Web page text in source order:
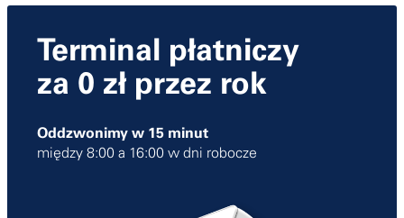
Terminal płatniczy
za 0 zł przez rok
Oddzwonimy w 15 minut
między 8:00 a 16:00 w dni robocze